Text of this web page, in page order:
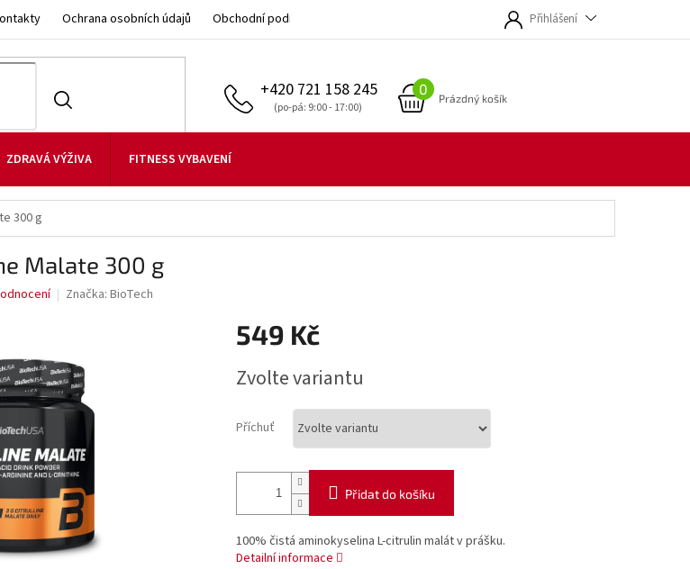
Ochrana osobních údajů Obchodní podmínky Přihlášení
+420 721 158 245
NÁKUPNÍ
Prázdný košík
ZDRAVÁ VÝŽIVA FITNESS VYBAVENÍ
300 g
Malate 300 g
Značka: BioTech
549 Kč
cena:
Zvolte variantu
Příchuť
Přidat do košíku
100% čistá aminokyselina L-citrulin malát v prášku.
Detailní informace